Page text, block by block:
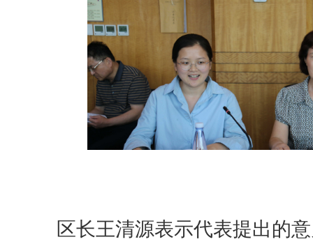
区长王清源表示代表提出的